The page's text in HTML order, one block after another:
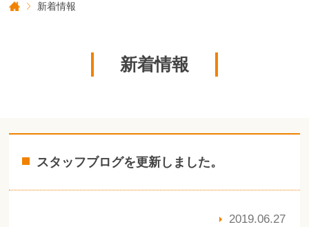
新着情報
新着情報
スタッフブログを更新しました。
2019.06.27